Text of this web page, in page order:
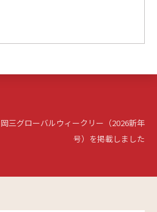
03-4649
岡三グローバルウィークリー（2026新年
号）を掲載しました